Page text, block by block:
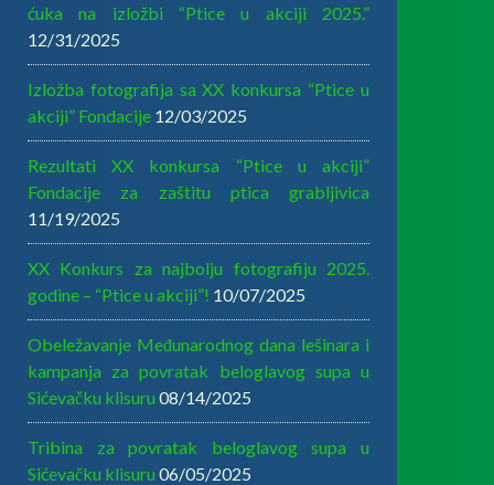
ćuka na izložbi “Ptice u akciji 2025.”
12/31/2025
Izložba fotografija sa XX konkursa “Ptice u
akciji” Fondacije 12/03/2025
Rezultati XX konkursa “Ptice u akciji”
Fondacije za zaštitu ptica grabljivica
11/19/2025
XX Konkurs za najbolju fotografiju 2025.
godine – “Ptice u akciji”! 10/07/2025
Obeležavanje Međunarodnog dana lešinara i
kampanja za povratak beloglavog supa u
Sićevačku klisuru 08/14/2025
Tribina za povratak beloglavog supa u
Sićevačku klisuru 06/05/2025